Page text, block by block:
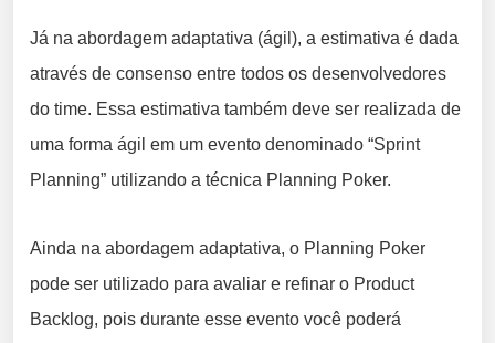
Já na abordagem adaptativa (ágil), a estimativa é dada
através de consenso entre todos os desenvolvedores
do time. Essa estimativa também deve ser realizada de
uma forma ágil em um evento denominado “Sprint
Planning” utilizando a técnica Planning Poker.
Ainda na abordagem adaptativa, o Planning Poker
pode ser utilizado para avaliar e refinar o Product
Backlog, pois durante esse evento você poderá